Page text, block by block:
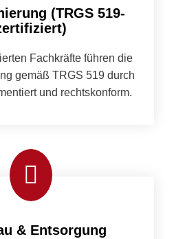
(TRGS 519-
Fachkräfte führen die
gemäß TRGS 519 durch
und recht­skon­form.

& Entsorgung